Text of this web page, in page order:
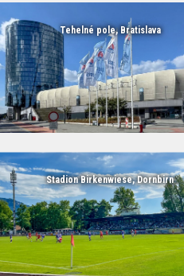
Tehelné pole, Bratislava
Stadion Birkenwiese, Dornbirn